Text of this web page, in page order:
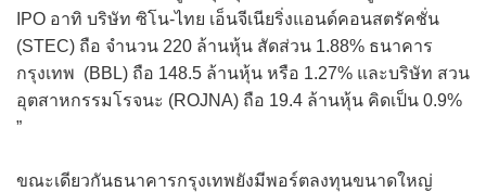
IPO อาทิ บริษัท ซิโน-ไทย เอ็นจีเนียริ่งแอนด์คอนสตรัคชั่น
(STEC) ถือ จำนวน 220 ล้านหุ้น สัดส่วน 1.88% ธนาคาร
กรุงเทพ (BBL) ถือ 148.5 ล้านหุ้น หรือ 1.27% และบริษัท สวน
อุตสาหกรรมโรจนะ (ROJNA) ถือ 19.4 ล้านหุ้น คิดเป็น 0.9%
”
ขณะเดียวกันธนาคารกรุงเทพยังมีพอร์ตลงทุนขนาดใหญ่